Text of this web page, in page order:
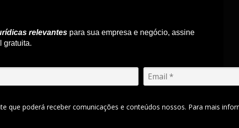
relevantes para sua empresa e negócio, assine
gratuita.
que poderá receber comunicações e conteúdos nossos. Para mais